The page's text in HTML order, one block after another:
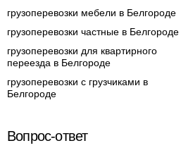
грузоперевозки мебели в Белгороде
грузоперевозки частные в Белгороде
грузоперевозки для квартирного
переезда в Белгороде
грузоперевозки с грузчиками в
Белгороде
Вопрос-ответ